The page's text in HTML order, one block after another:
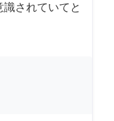
されていてと